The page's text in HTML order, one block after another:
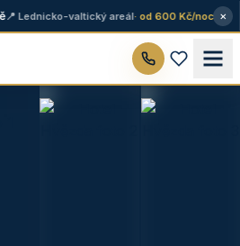
📍 Lednicko-valtický areál· od 600 Kč/noc ×